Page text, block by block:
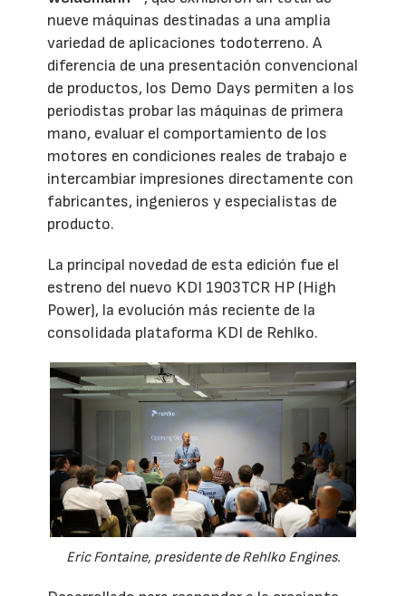
nueve máquinas destinadas a una amplia
variedad de aplicaciones todoterreno. A
diferencia de una presentación convencional
de productos, los Demo Days permiten a los
periodistas probar las máquinas de primera
mano, evaluar el comportamiento de los
motores en condiciones reales de trabajo e
intercambiar impresiones directamente con
fabricantes, ingenieros y especialistas de
producto.
La principal novedad de esta edición fue el
estreno del nuevo KDI 1903TCR HP (High
Power), la evolución más reciente de la
consolidada plataforma KDI de Rehlko.
Eric Fontaine, presidente de Rehlko Engines.